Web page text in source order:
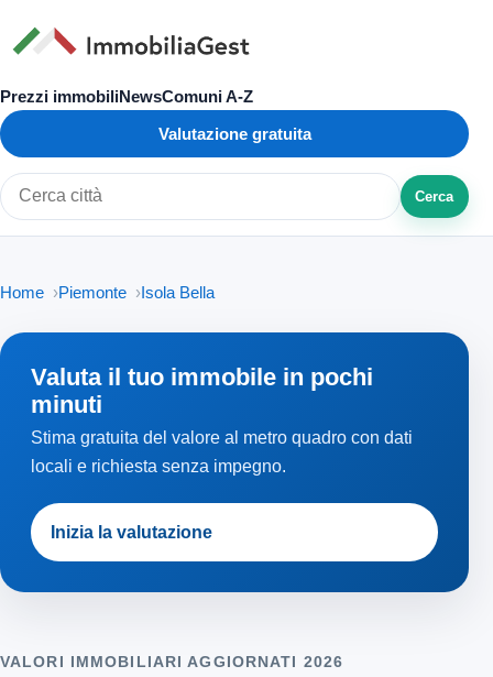
Prezzi immobiliNewsComuni A-Z
Valutazione gratuita
Cerca città o zona
Cerca
Home Piemonte Isola Bella
Valuta il tuo immobile in pochi
minuti
Stima gratuita del valore al metro quadro con dati
locali e richiesta senza impegno.
Inizia la valutazione
VALORI IMMOBILIARI AGGIORNATI 2026